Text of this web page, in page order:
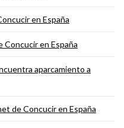
en España
Concucir en España
aparcamiento a
de Concucir en España